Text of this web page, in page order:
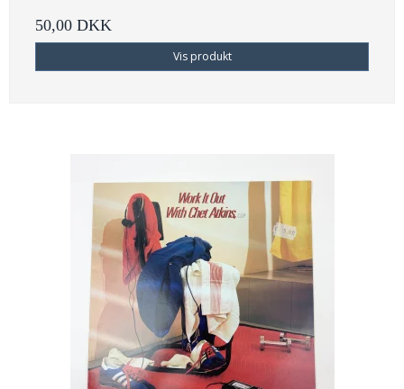
50,00 DKK
Vis produkt